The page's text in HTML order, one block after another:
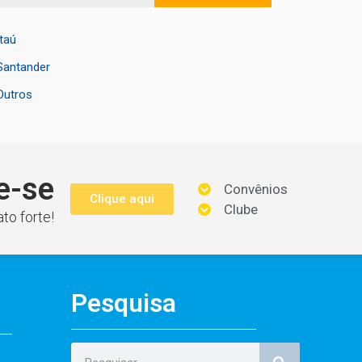
se
forte!
Clique aqui
Convênios
Clube
Pesquisa